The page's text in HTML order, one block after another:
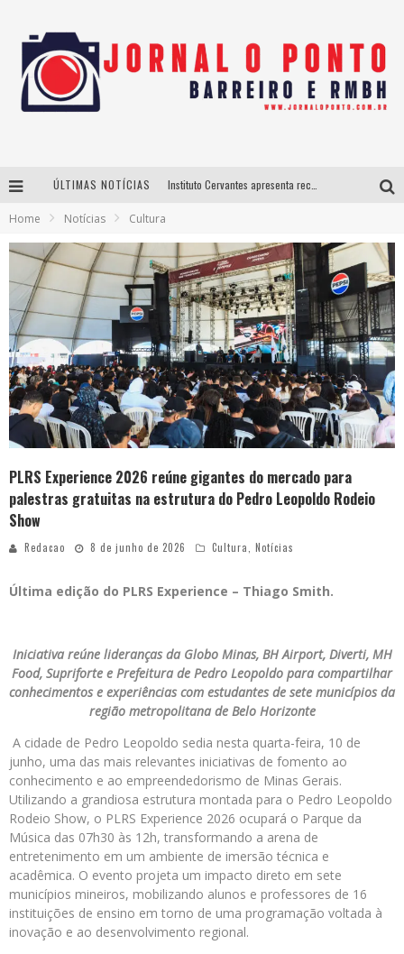
ÚLTIMAS NOTÍCIAS
Projeta Cultura abre inscrições gratuitas em São João del-Rei para oficinas de elaboração de projetos culturais e inteligência artificial
Home Notícias Cultura
PLRS Experience 2026 reúne gigantes do mercado para
palestras gratuitas na estrutura do Pedro Leopoldo Rodeio
Show
Redacao 8 de junho de 2026 Cultura, Notícias
Última edição do PLRS Experience – Thiago Smith.
Iniciativa reúne lideranças da Globo Minas, BH Airport, Diverti, MH
Food, Supriforte e Prefeitura de Pedro Leopoldo para compartilhar
conhecimentos e experiências com estudantes de sete municípios da
região metropolitana de Belo Horizonte
A cidade de Pedro Leopoldo sedia nesta quarta-feira, 10 de
junho, uma das mais relevantes iniciativas de fomento ao
conhecimento e ao empreendedorismo de Minas Gerais.
Utilizando a grandiosa estrutura montada para o Pedro Leopoldo
Rodeio Show, o PLRS Experience 2026 ocupará o Parque da
Música das 07h30 às 12h, transformando a arena de
entretenimento em um ambiente de imersão técnica e
acadêmica. O evento projeta um impacto direto em sete
municípios mineiros, mobilizando alunos e professores de 16
instituições de ensino em torno de uma programação voltada à
inovação e ao desenvolvimento regional.